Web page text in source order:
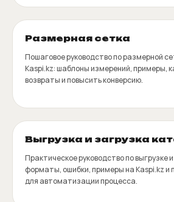
Размерная сетка
Пошаговое руководство по размерной
Kaspi.kz: шаблоны измерений, примеры,
возвраты и повысить конверсию.
Выгрузка и загрузка
Практическое руководство по выгрузке
форматы, ошибки, примеры на Kaspi.kz и
для автоматизации процесса.